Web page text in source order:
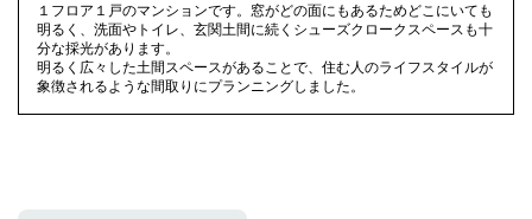
１フロア１戸のマンションです。窓がどの面にもあるためどこにいても
明るく、洗面やトイレ、玄関土間に続くシューズクロークスペースも十
分な採光があります。
明るく広々した土間スペースがあることで、住む人のライフスタイルが
象徴されるような間取りにプランニングしました。